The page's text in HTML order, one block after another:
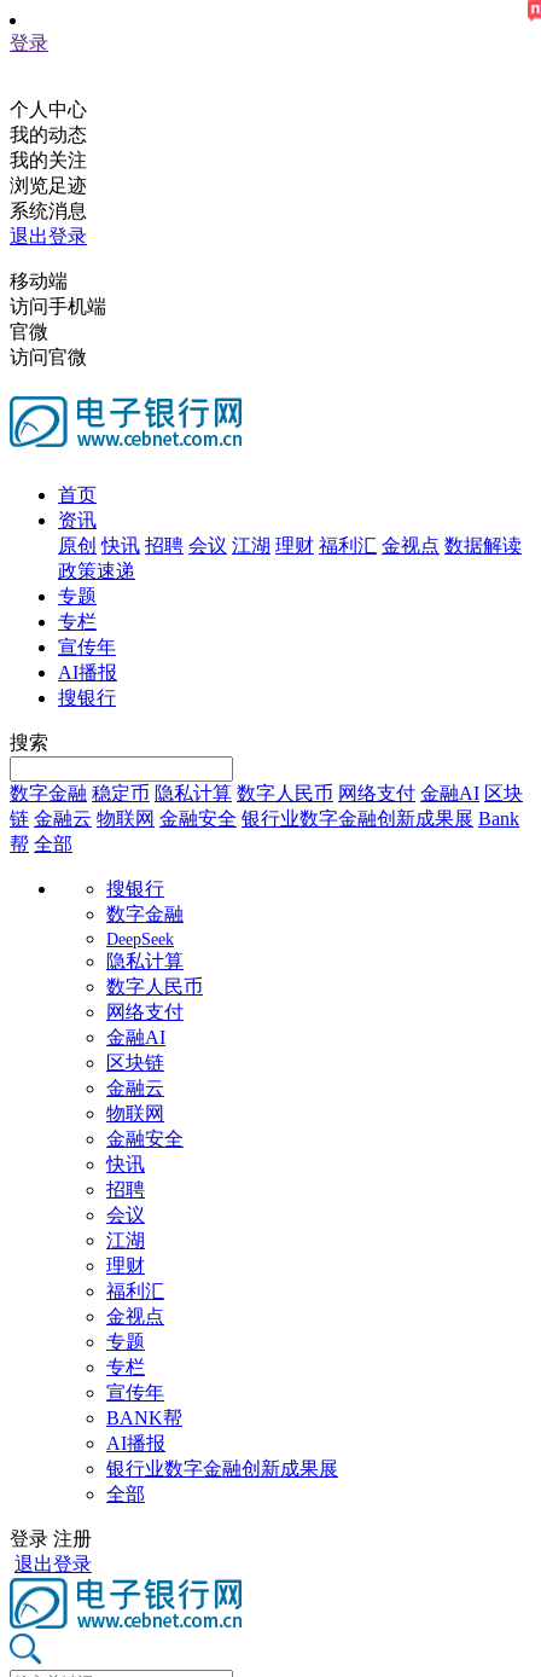
登录
个人中心
我的动态
我的关注
浏览足迹
系统消息
退出登录
移动端
访问手机端
官微
访问官微
首页
资讯
原创 快讯 招聘 会议 江湖 理财 福利汇 金视点 数据解读
政策速递
专题
专栏
宣传年
AI播报
搜银行
搜索
数字金融 稳定币 隐私计算 数字人民币 网络支付 金融AI 区块
链 金融云 物联网 金融安全 银行业数字金融创新成果展 Bank
帮 全部
搜银行
数字金融
DeepSeek
隐私计算
数字人民币
网络支付
金融AI
区块链
金融云
物联网
金融安全
快讯
招聘
会议
江湖
理财
福利汇
金视点
专题
专栏
宣传年
BANK帮
AI播报
银行业数字金融创新成果展
全部
登录 注册
退出登录